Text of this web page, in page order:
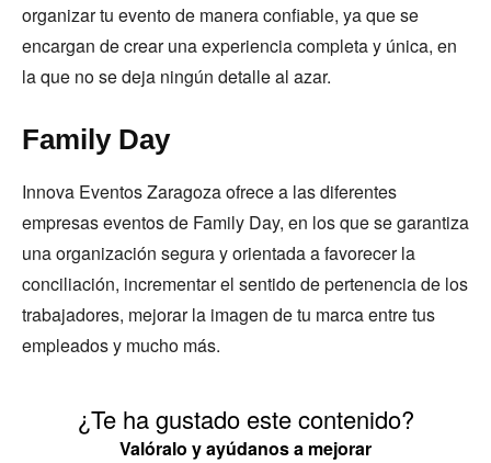
organizar tu evento de manera confiable, ya que se
encargan de crear una experiencia completa y única, en
la que no se deja ningún detalle al azar.
Family Day
Innova Eventos Zaragoza ofrece a las diferentes
empresas eventos de Family Day, en los que se garantiza
una organización segura y orientada a favorecer la
conciliación, incrementar el sentido de pertenencia de los
trabajadores, mejorar la imagen de tu marca entre tus
empleados y mucho más.
¿Te ha gustado este contenido?
Valóralo y ayúdanos a mejorar